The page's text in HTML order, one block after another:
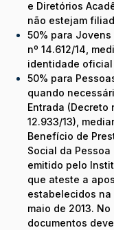
e Diretórios
não estejam
50% para Jovens
nº 14.612/14,
identidade oficial
50% para
quando
Entrada (Decreto
12.933/13),
Benefício de
Social da
emitido pelo
que ateste a
estabelecidos na
maio de 2013.
documentos